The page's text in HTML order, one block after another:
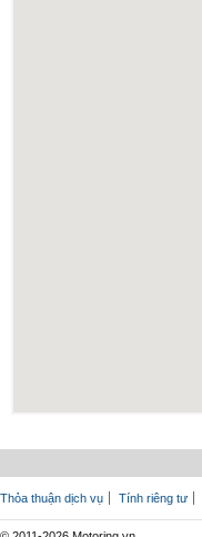
Thỏa thuận dịch vụ Tính riêng tư